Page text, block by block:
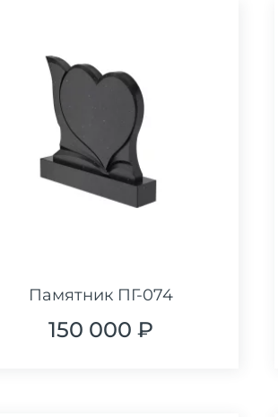
Памятник ПГ-074
150 000 ₽